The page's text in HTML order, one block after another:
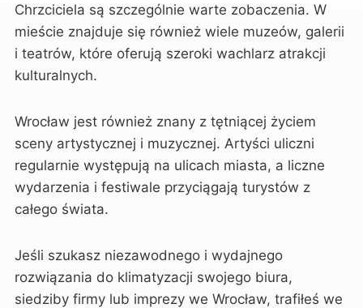
Chrzciciela są szczególnie warte zobaczenia. W
mieście znajduje się również wiele muzeów, galerii
i teatrów, które oferują szeroki wachlarz atrakcji
kulturalnych.
Wrocław jest również znany z tętniącej życiem
sceny artystycznej i muzycznej. Artyści uliczni
regularnie występują na ulicach miasta, a liczne
wydarzenia i festiwale przyciągają turystów z
całego świata.
Jeśli szukasz niezawodnego i wydajnego
rozwiązania do klimatyzacji swojego biura,
siedziby firmy lub imprezy we Wrocław, trafiłeś we